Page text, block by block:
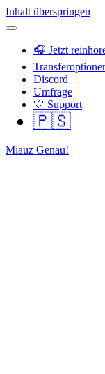
Inhalt überspringen
🎧 Jetzt
Discord
Umfrage
🤍 Support
🇵🇸
Miauz Genau!